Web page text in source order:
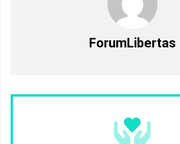
ForumLibertas